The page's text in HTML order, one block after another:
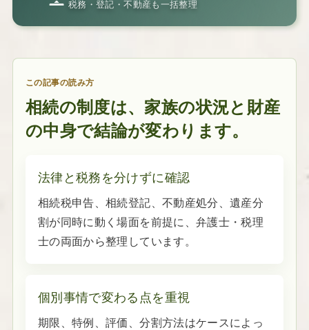
税務・登記・不動産も一括整理
この記事の読み方
相続の制度は、家族の状況と財産
の中身で結論が変わります。
法律と税務を分けずに確認
相続税申告、相続登記、不動産処分、遺産分
割が同時に動く場面を前提に、弁護士・税理
士の両面から整理しています。
個別事情で変わる点を重視
期限、特例、評価、分割方法はケースによっ